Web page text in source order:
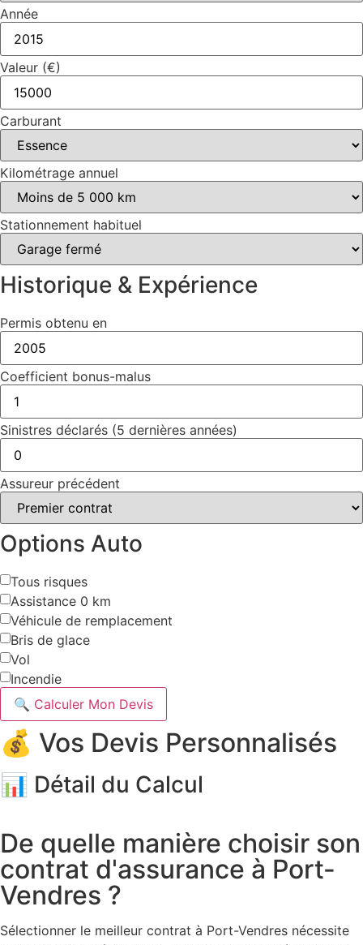
Année
Valeur (€)
Carburant
Kilométrage annuel
Stationnement habituel
Historique & Expérience
Permis obtenu en
Coefficient bonus-malus
Sinistres déclarés (5 dernières années)
Assureur précédent
Options Auto
Tous risques
Assistance 0 km
Véhicule de remplacement
Bris de glace
Vol
Incendie
🔍 Calculer Mon Devis
💰 Vos Devis Personnalisés
📊 Détail du Calcul
De quelle manière choisir son
contrat d'assurance à Port-
Vendres ?
Sélectionner le meilleur contrat à Port-Vendres nécessite